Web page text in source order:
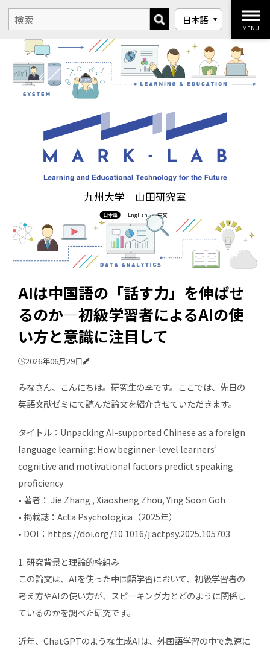
九州大学 山田研究室
日本語 English 中文
MENU
AIは中国語の「話す力」を伸ばせ
るのか―初級学習者によるAIの使
い方と意識に注目して
2026年06月29日
みなさん、こんにちは。研究生の李です。ここでは、先日の
英語文献ゼミにて読んだ論文を紹介させていただきます。
タイトル：Unpacking AI-supported Chinese as a foreign
language learning: How beginner-level learners’
cognitive and motivational factors predict speaking
proficiency
• 著者： Jie Zhang , Xiaosheng Zhou, Ying Soon Goh
• 掲載誌：Acta Psychologica（2025年）
• DOI：https://doi.org/10.1016/j.actpsy.2025.105703
1. 研究背景と理論的枠組み
この論文は、AIを使った中国語学習において、初級学習者の
考え方やAIの使い方が、スピーキング力とどのように関係し
ているのかを調べた研究です。
近年、ChatGPTのような生成AIは、外国語学習の中で急速に